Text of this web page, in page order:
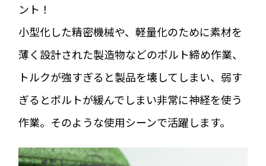
ント！
小型化した精密機械や、軽量化のために素材を
薄く設計された製造物などのボルト締め作業、
トルクが強すぎると製品を壊してしまい、弱す
ぎるとボルトが緩んでしまい非常に神経を使う
作業。そのような使用シーンで活躍します。